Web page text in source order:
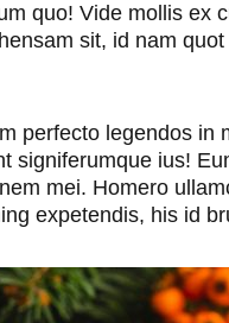
quo! Vide mollis ex
sit, id nam
perfecto legendos in
signiferumque ius!
mei. Homero
expetendis, his id